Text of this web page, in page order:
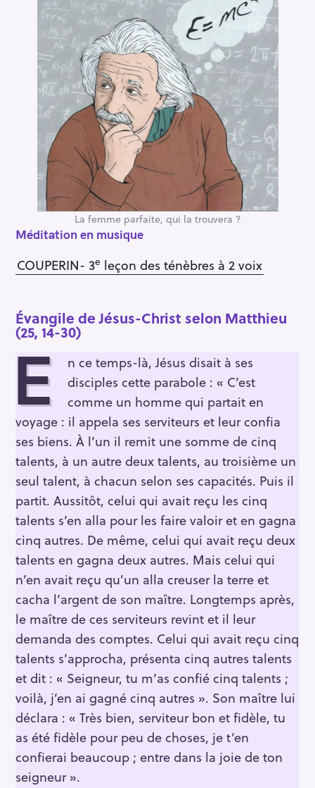
La femme parfaite, qui la trouvera ?
Méditation en musique
COUPERIN- 3e leçon des ténèbres à 2 voix
Évangile de Jésus-Christ selon Matthieu
(25, 14-30)
E
n ce temps-là, Jésus disait à ses
disciples cette parabole : « C’est
comme un homme qui partait en
voyage : il appela ses serviteurs et leur confia
ses biens. À l’un il remit une somme de cinq
talents, à un autre deux talents, au troisième un
seul talent, à chacun selon ses capacités. Puis il
partit. Aussitôt, celui qui avait reçu les cinq
talents s’en alla pour les faire valoir et en gagna
cinq autres. De même, celui qui avait reçu deux
talents en gagna deux autres. Mais celui qui
n’en avait reçu qu’un alla creuser la terre et
cacha l’argent de son maître. Longtemps après,
le maître de ces serviteurs revint et il leur
demanda des comptes. Celui qui avait reçu cinq
talents s’approcha, présenta cinq autres talents
et dit : « Seigneur, tu m’as confié cinq talents ;
voilà, j’en ai gagné cinq autres ». Son maître lui
déclara : « Très bien, serviteur bon et fidèle, tu
as été fidèle pour peu de choses, je t’en
confierai beaucoup ; entre dans la joie de ton
seigneur ».